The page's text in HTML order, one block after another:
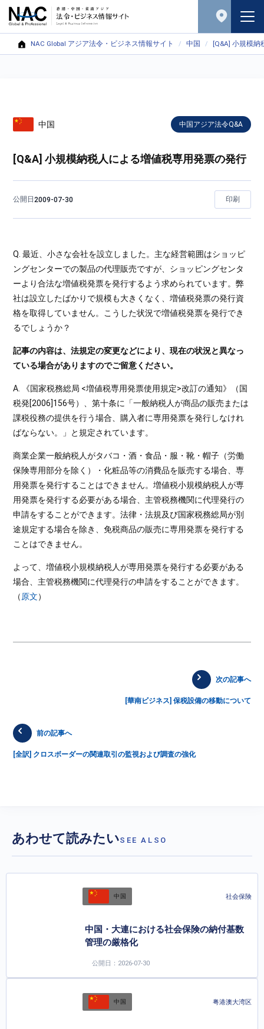
NAC Global アジア法令・ビジネス情報サイト 中国 [Q&A] 小規模
中国 中国アジア法令Q&A
[Q&A] 小規模納税人による増値税専用発票の発行
公開日2009-07-30 印刷
Q. 最近、小さな会社を設立しました。主な経営範囲はショッピ
ングセンターでの製品の代理販売ですが、ショッピングセンタ
ーより合法な増値税発票を発行するよう求められています。弊
社は設立したばかりで規模も大きくなく、増値税発票の発行資
格を取得していません。こうした状況で増値税発票を発行でき
るでしょうか？
記事の内容は、法規定の変更などにより、現在の状況と異なっ
ている場合がありますのでご留意ください。
A. 《国家税務総局 <増値税専用発票使用規定>改訂の通知》（国
税発[2006]156号）、第十条に「一般納税人が商品の販売または
課税役務の提供を行う場合、購入者に専用発票を発行しなけれ
ばならない。」と規定されています。
商業企業一般納税人がタバコ・酒・食品・服・靴・帽子（労働
保険専用部分を除く）・化粧品等の消費品を販売する場合、専
用発票を発行することはできません。増値税小規模納税人が専
用発票を発行する必要がある場合、主管税務機関に代理発行の
申請をすることができます。法律・法規及び国家税務総局が別
途規定する場合を除き、免税商品の販売に専用発票を発行する
ことはできません。
よって、増値税小規模納税人が専用発票を発行する必要がある
場合、主管税務機関に代理発行の申請をすることができます。
（ 原文）
次の記事へ
[華南ビジネス] 保税設備の移動について
前の記事へ
[全訳] クロスボーダーの関連取引の監視および調査の強化
あわせて読みたいSEE ALSO
中国 社会保険
中国・大連における社会保険の納付基数
管理の厳格化
公開日：2026-07-30
中国 粤港澳大湾区